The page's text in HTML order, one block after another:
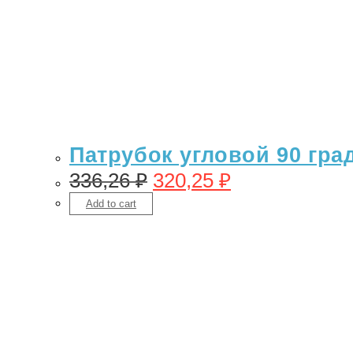
Патрубок угловой 90
336,26₽ 320,25 ₽
Add to cart